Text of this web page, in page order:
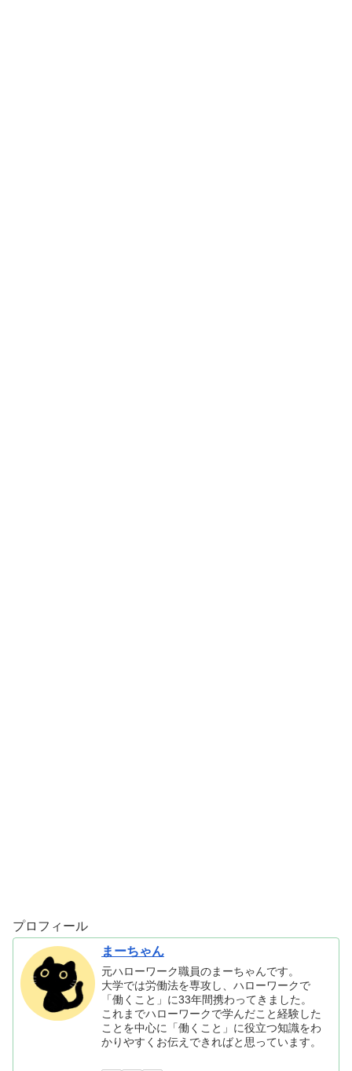
プロフィール
まーちゃん
元ハローワーク職員のまーちゃんです。
大学では労働法を専攻し、ハローワークで
「働くこと」に33年間携わってきました。
これまでハローワークで学んだこと経験した
ことを中心に「働くこと」に役立つ知識をわ
かりやすくお伝えできればと思っています。